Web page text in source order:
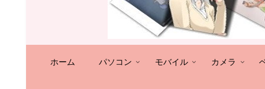
ホーム パソコン モバイル カメラ